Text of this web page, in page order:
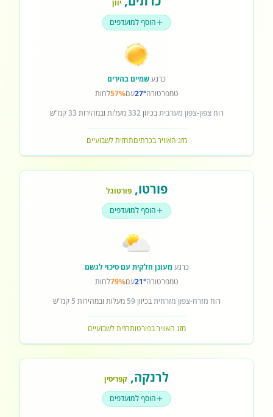
יוון
הוסף למועדפים
כרגעשמיים בהירים
טמפרטורה27°עם57%לחות
רוחצפון-צפון מערביתבכיוון332מעלות ובמהירות 33קמ"ש
מזג האוויר בכרתיםתחזית לשבועיים
פורטו,פורטוגל
הוסף למועדפים
כרגעמעונן חלקית עם סיכוי לגשם
טמפרטורה21°עם79%לחות
רוח מזרח-צפון מזרחיתבכיוון59 מעלות ובמהירות 5 קמ"ש
מזג האוויר בפורטותחזית לשבועיים
לרנקה, קפריסין
הוסף למועדפים